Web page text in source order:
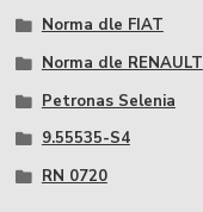
Norma dle FIAT
Norma dle RENAULT
Petronas Selenia
9.55535-S4
RN 0720